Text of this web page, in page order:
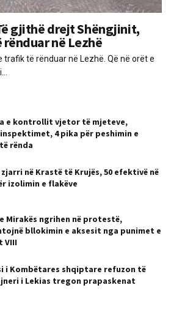
gjithë drejt Shëngjinit,
në Lezhë
trafik të rënduar në Lezhë. Që në orët e
e kontrollit vjetor të mjeteve,
4 pika për peshimin e
rënda
në Krastë të Krujës, 50 efektivë në
izolimin e flakëve
Mirakës ngrihen në protestë,
bllokimin e aksesit nga punimet e
VIII
i Kombëtares shqiptare refuzon të
i Lekias tregon prapaskenat